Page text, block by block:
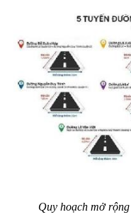
Quy hoạch mở